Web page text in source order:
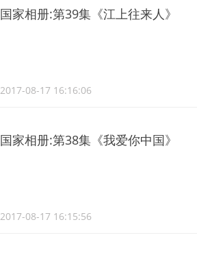
国家相册:第39集《江上往来人》
2017-08-17 16:16:06
国家相册:第38集《我爱你中国》
2017-08-17 16:15:56